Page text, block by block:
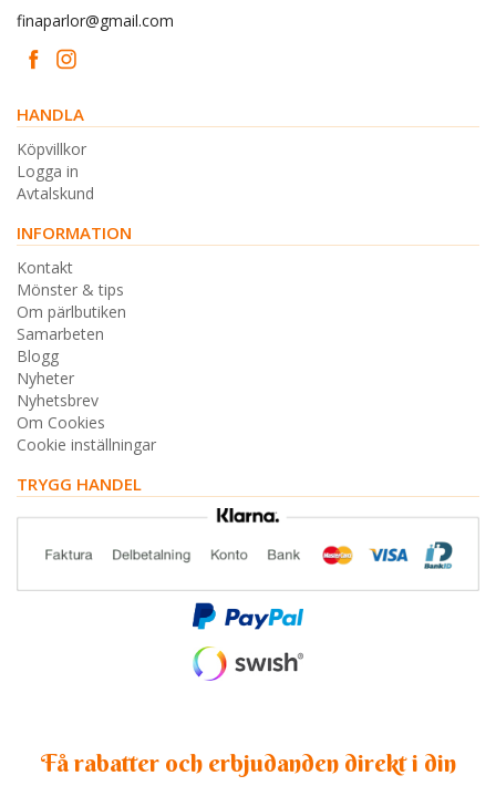
finaparlor@gmail.com
HANDLA
Köpvillkor
Logga in
Avtalskund
INFORMATION
Kontakt
Mönster & tips
Om pärlbutiken
Samarbeten
Blogg
Nyheter
Nyhetsbrev
Om Cookies
Cookie inställningar
TRYGG HANDEL
Få rabatter och erbjudanden direkt i din